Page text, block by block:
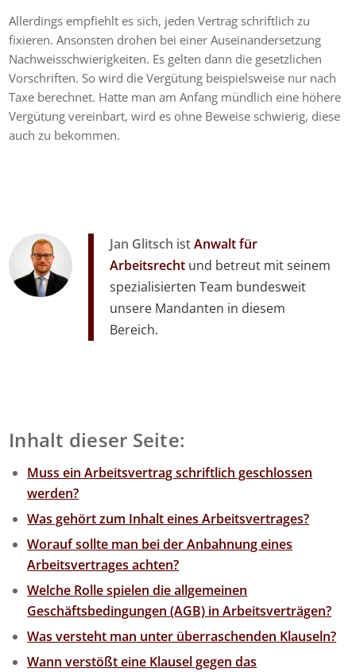
Allerdings empfiehlt es sich, jeden Vertrag schriftlich zu
fixieren. Ansonsten drohen bei einer Auseinandersetzung
Nachweisschwierigkeiten. Es gelten dann die gesetzlichen
Vorschriften. So wird die Vergütung beispielsweise nur nach
Taxe berechnet. Hatte man am Anfang mündlich eine höhere
Vergütung vereinbart, wird es ohne Beweise schwierig, diese
auch zu bekommen.
Jan Glitsch istAnwalt für
Arbeitsrecht und betreut mit seinem
spezialisierten Team bundesweit
unsere Mandanten in diesem
Bereich.
Inhalt dieser Seite:
Muss ein Arbeitsvertrag schriftlich geschlossen
werden?
Was gehört zum Inhalt eines Arbeitsvertrages?
Worauf sollte man bei der Anbahnung eines
Arbeitsvertrages achten?
Welche Rolle spielen die allgemeinen
Geschäftsbedingungen (AGB) in Arbeitsverträgen?
Was versteht man unter überraschenden Klauseln?
Wann verstößt eine Klausel gegen das